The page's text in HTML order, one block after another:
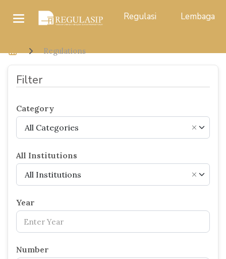
Regulasi Lembaga
Regulations
Filter
Category
×
All Categories
All Institutions
×
All Institutions
Year
Number